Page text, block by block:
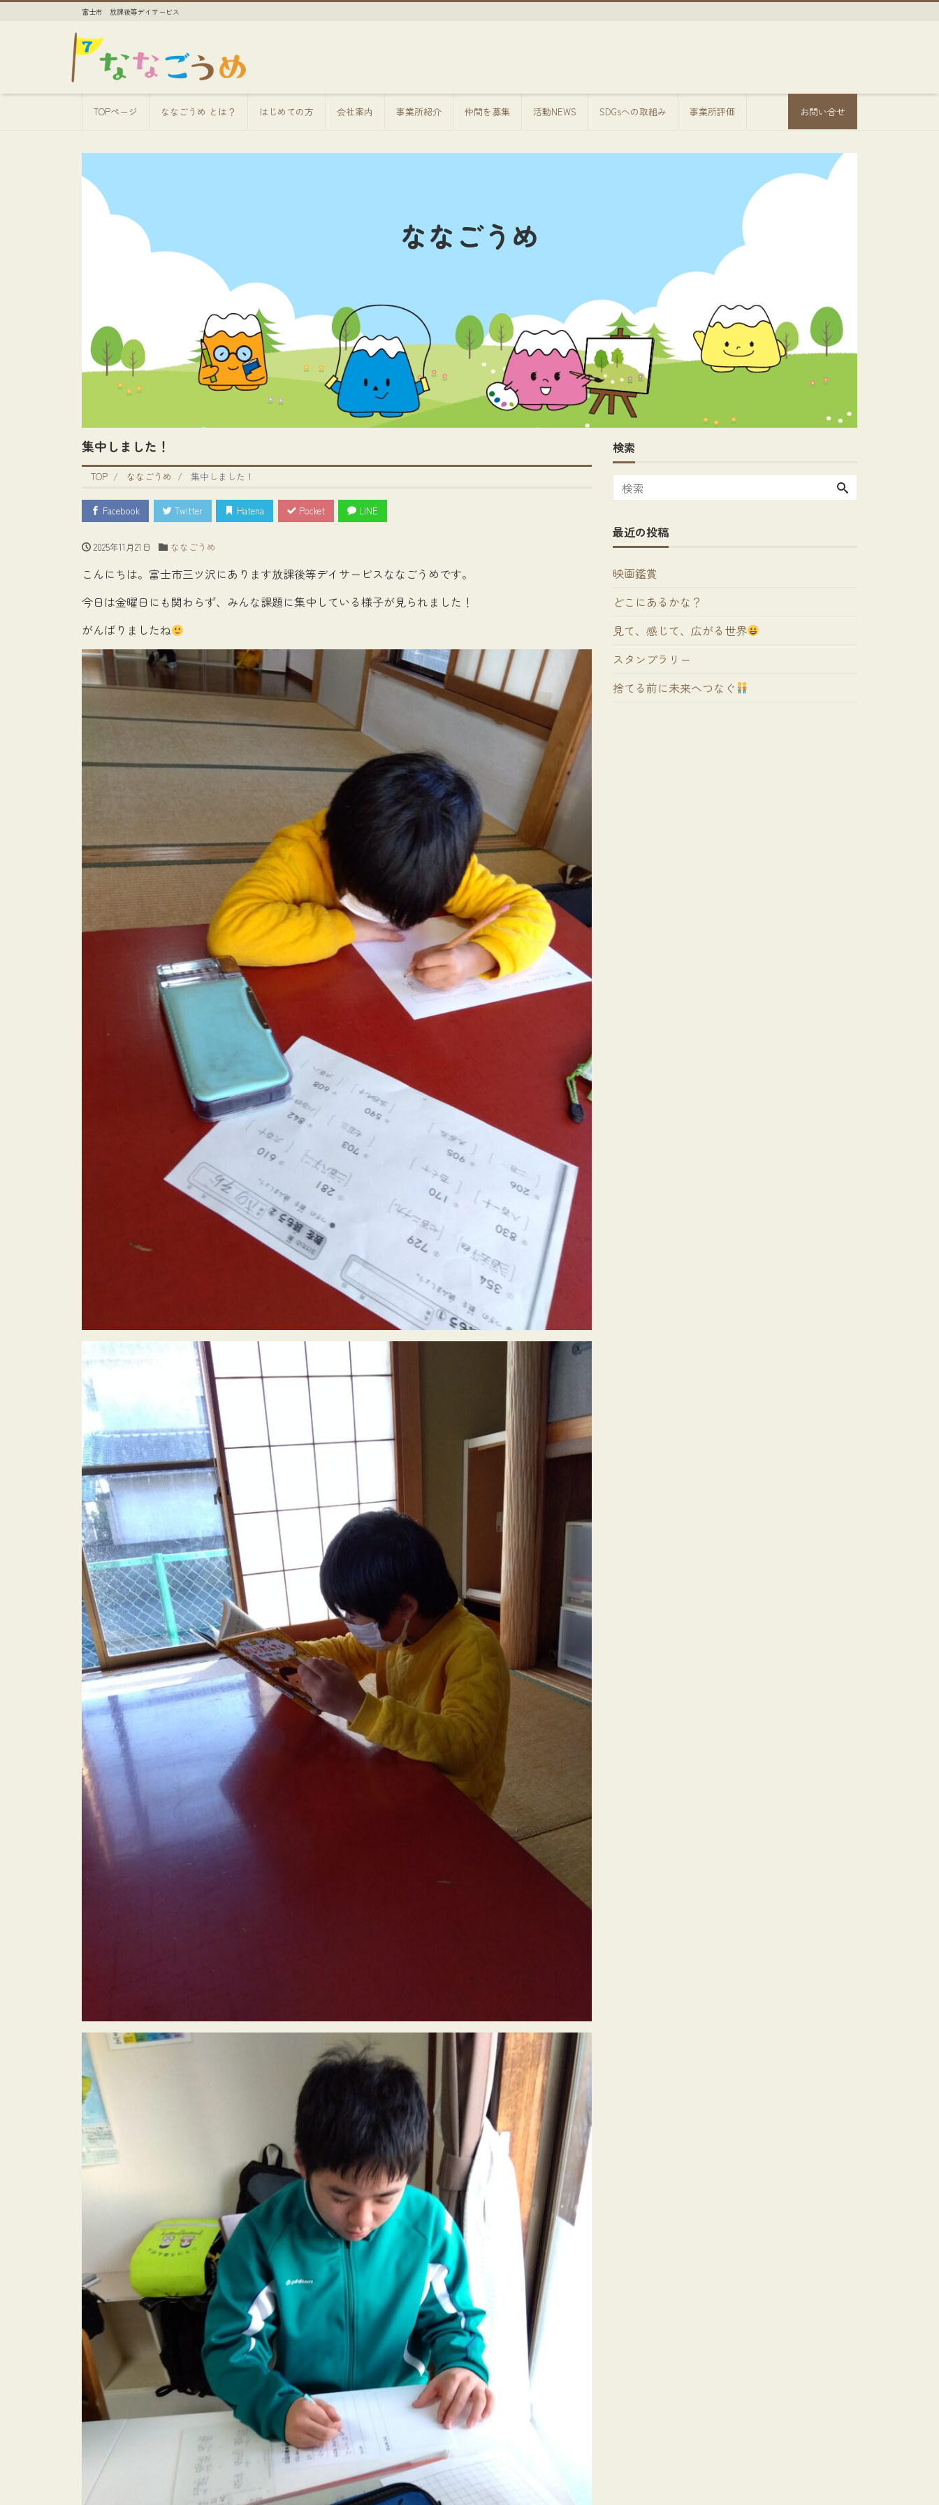
富士市 放課後等デイサービス
TOPページ ななごうめ とは？ はじめての方 会社案内 事業所紹介 仲間を募集 活動NEWS SDGsへの取組み 事業所評価 お問い合せ
ななごうめ
集中しました！
TOP ななごうめ 集中しました！
Facebook Twitter Hatena Pocket LINE
2025年11月21日 ななごうめ
こんにちは。富士市三ツ沢にあります放課後等デイサービスななごうめです。
今日は金曜日にも関わらず、みんな課題に集中している様子が見られました！
がんばりましたね
検索
最近の投稿
映画鑑賞
どこにあるかな？
見て、感じて、広がる世界
スタンプラリー
捨てる前に未来へつなぐ